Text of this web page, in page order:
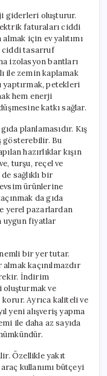
giderleri oluşturur.
faturaları ciddi
için ev yalıtımı
ciddi tasarruf
izolasyon bantları
ile zemin kaplamak
yaptırmak, petekleri
hem enerji
katkı sağlar.
planlamasıdır. Kış
gösterebilir. Bu
hazırlıklar kışın
turşu, reçel ve
sağlıklı bir
ürünlerine
da gıda
yerel pazarlardan
uygun fiyatlar
bir yer tutar.
kaçınılmazdır
İndirim
ve
Ayrıca kaliteli ve
yeni alışveriş yapma
ile daha az sayıda
Özellikle yakıt
kullanımı bütçeyi